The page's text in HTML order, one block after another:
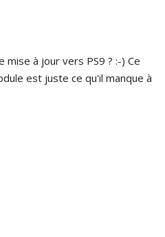
mise à jour vers PS9 ? :-) Ce
est juste ce qu'il manque à